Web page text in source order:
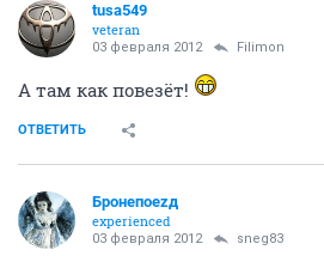
tusa549
veteran
03 февраля 2012 Filimon
А там как повезёт!
ОТВЕТИТЬ
Бронепоеzд
experienced
03 февраля 2012 sneg83